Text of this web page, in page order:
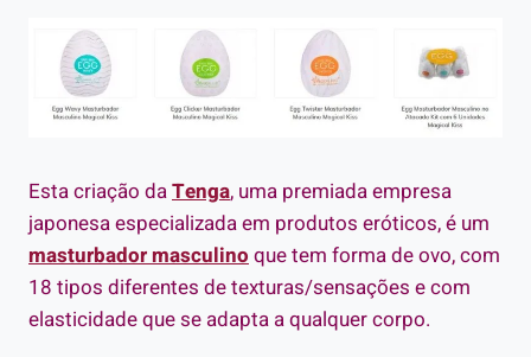
Esta criação daTenga, uma premiada empresa
japonesa especializada em produtos eróticos, é um
masturbador masculinoque tem forma de ovo, com
18 tipos diferentes de texturas/sensações e com
elasticidade que se adapta a qualquer corpo.